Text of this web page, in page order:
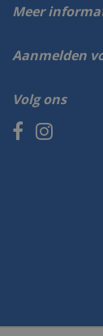
Volg ons
Meer
Aanmelden